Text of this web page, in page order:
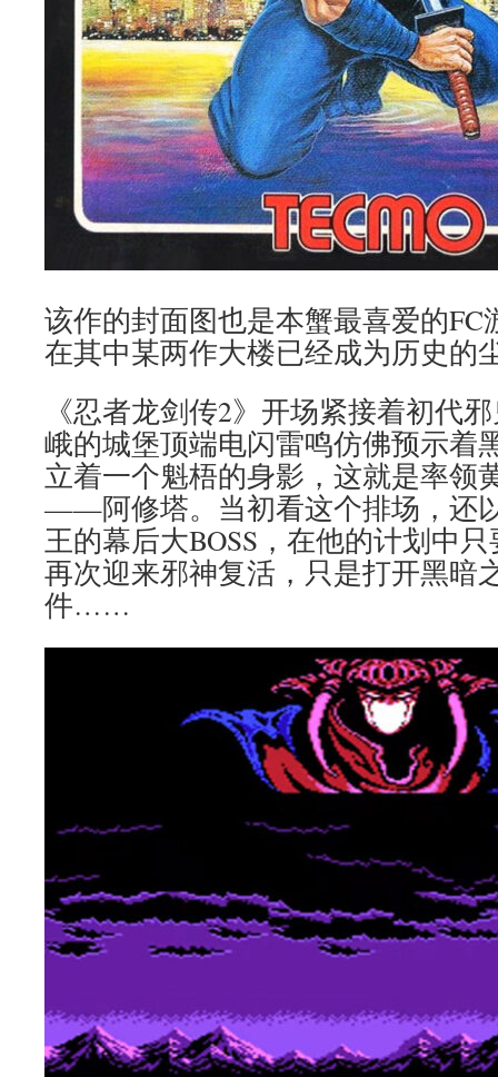
该作的封面图也是本蟹最喜爱的FC
在其中某两作大楼已经成为历史的
《忍者龙剑传2》开场紧接着初代
峨的城堡顶端电闪雷鸣仿佛预示着
立着一个魁梧的身影，这就是率领
——阿修塔。当初看这个排场，还
王的幕后大BOSS，在他的计划中
再次迎来邪神复活，只是打开黑暗
件……